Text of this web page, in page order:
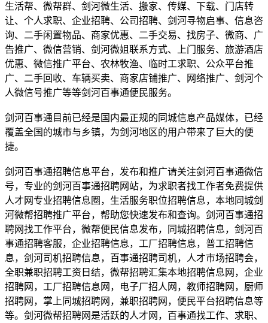
生活帮、微帮群、剑河微生活、搬家、传媒、下载、门店转
让、个人求职、企业招聘、公司招聘、剑河寻物启事、信息咨
询、二手闲置物品、商家优惠、二手交易、找房子、微商、广
告推广、微信营销、剑河微姐联系方式、上门服务、旅游酒店
优惠、微信推广平台、农林牧渔、临时工求职、公众平台推
广、二手回收、车辆买卖、商家店铺推广、网络推广、剑河个
人微信号推广等等剑河百事通便民服务。
剑河百事通目前已经是国内最正规的同城信息产品媒体，已经
覆盖全国的城市与乡镇，为剑河地区的用户带来了巨大的便
捷。
剑河百事通招聘信息平台，发布和推广请关注剑河百事通微信
号，专业的剑河百事通招聘网站，为求职者找工作者免费提供
人才网专业招聘信息圈，生活服务职位招聘信息，本地同城剑
河微帮招聘推广平台，帮助您快速发布和查询。剑河百事通招
聘网找工作平台，微帮便民信息发布，同城招聘信息，剑河百
事通招聘客服，企业招聘信息，工厂招聘信息，普工招聘信
息，剑河司机招聘信息，百事通招聘司机，人才市场招聘会，
全职兼职招聘工资日结，微帮招聘汇集本地招聘信息网，企业
招聘网，工厂招聘信息网，电子厂招人网，教师招聘网，厨师
招聘网，掌上同城招聘网，兼职招聘网，便民平台招聘信息等
等。剑河微帮招聘网是活跃的人才网，百事通找工作、求职、